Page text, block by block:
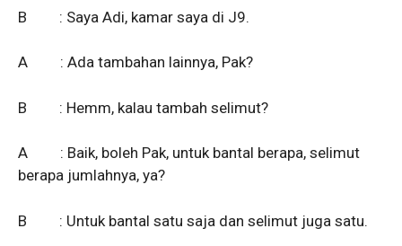
B : Saya Adi, kamar saya di J9.
A : Ada tambahan lainnya, Pak?
B : Hemm, kalau tambah selimut?
A : Baik, boleh Pak, untuk bantal berapa, selimut
berapa jumlahnya, ya?
B : Untuk bantal satu saja dan selimut juga satu.